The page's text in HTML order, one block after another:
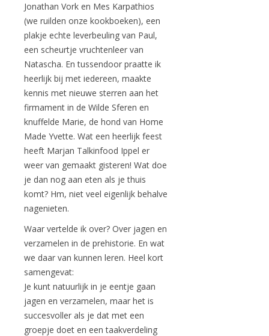
Jonathan Vork en Mes Karpathios
(we ruilden onze kookboeken), een
plakje echte leverbeuling van Paul,
een scheurtje vruchtenleer van
Natascha. En tussendoor praatte ik
heerlijk bij met iedereen, maakte
kennis met nieuwe sterren aan het
firmament in de Wilde Sferen en
knuffelde Marie, de hond van Home
Made Yvette. Wat een heerlijk feest
heeft Marjan Talkinfood Ippel er
weer van gemaakt gisteren! Wat doe
je dan nog aan eten als je thuis
komt? Hm, niet veel eigenlijk behalve
nagenieten.
Waar vertelde ik over? Over jagen en
verzamelen in de prehistorie. En wat
we daar van kunnen leren. Heel kort
samengevat:
Je kunt natuurlijk in je eentje gaan
jagen en verzamelen, maar het is
succesvoller als je dat met een
groepje doet en een taakverdeling